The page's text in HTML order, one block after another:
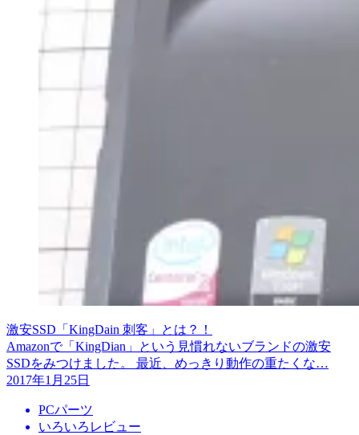
激安SSD「KingDain 刺客」とは？！
Amazonで「KingDian」という見慣れないブランドの激安
SSDをみつけました。 最近、めっきり動作の重たくな…
2017年1月25日
PCパーツ
いろいろレビュー